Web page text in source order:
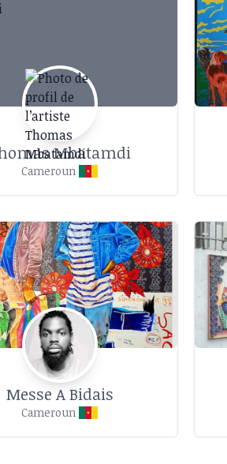
Mbatamdi
Cameroun
Messe A Bidais
Cameroun